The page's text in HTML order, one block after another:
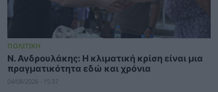
ΠΟΛΙΤΙΚΗ
Ν. Ανδρουλάκης: Η κλιματική κρίση είναι μια
πραγματικότητα εδώ και χρόνια
04/08/2026 - 15:37